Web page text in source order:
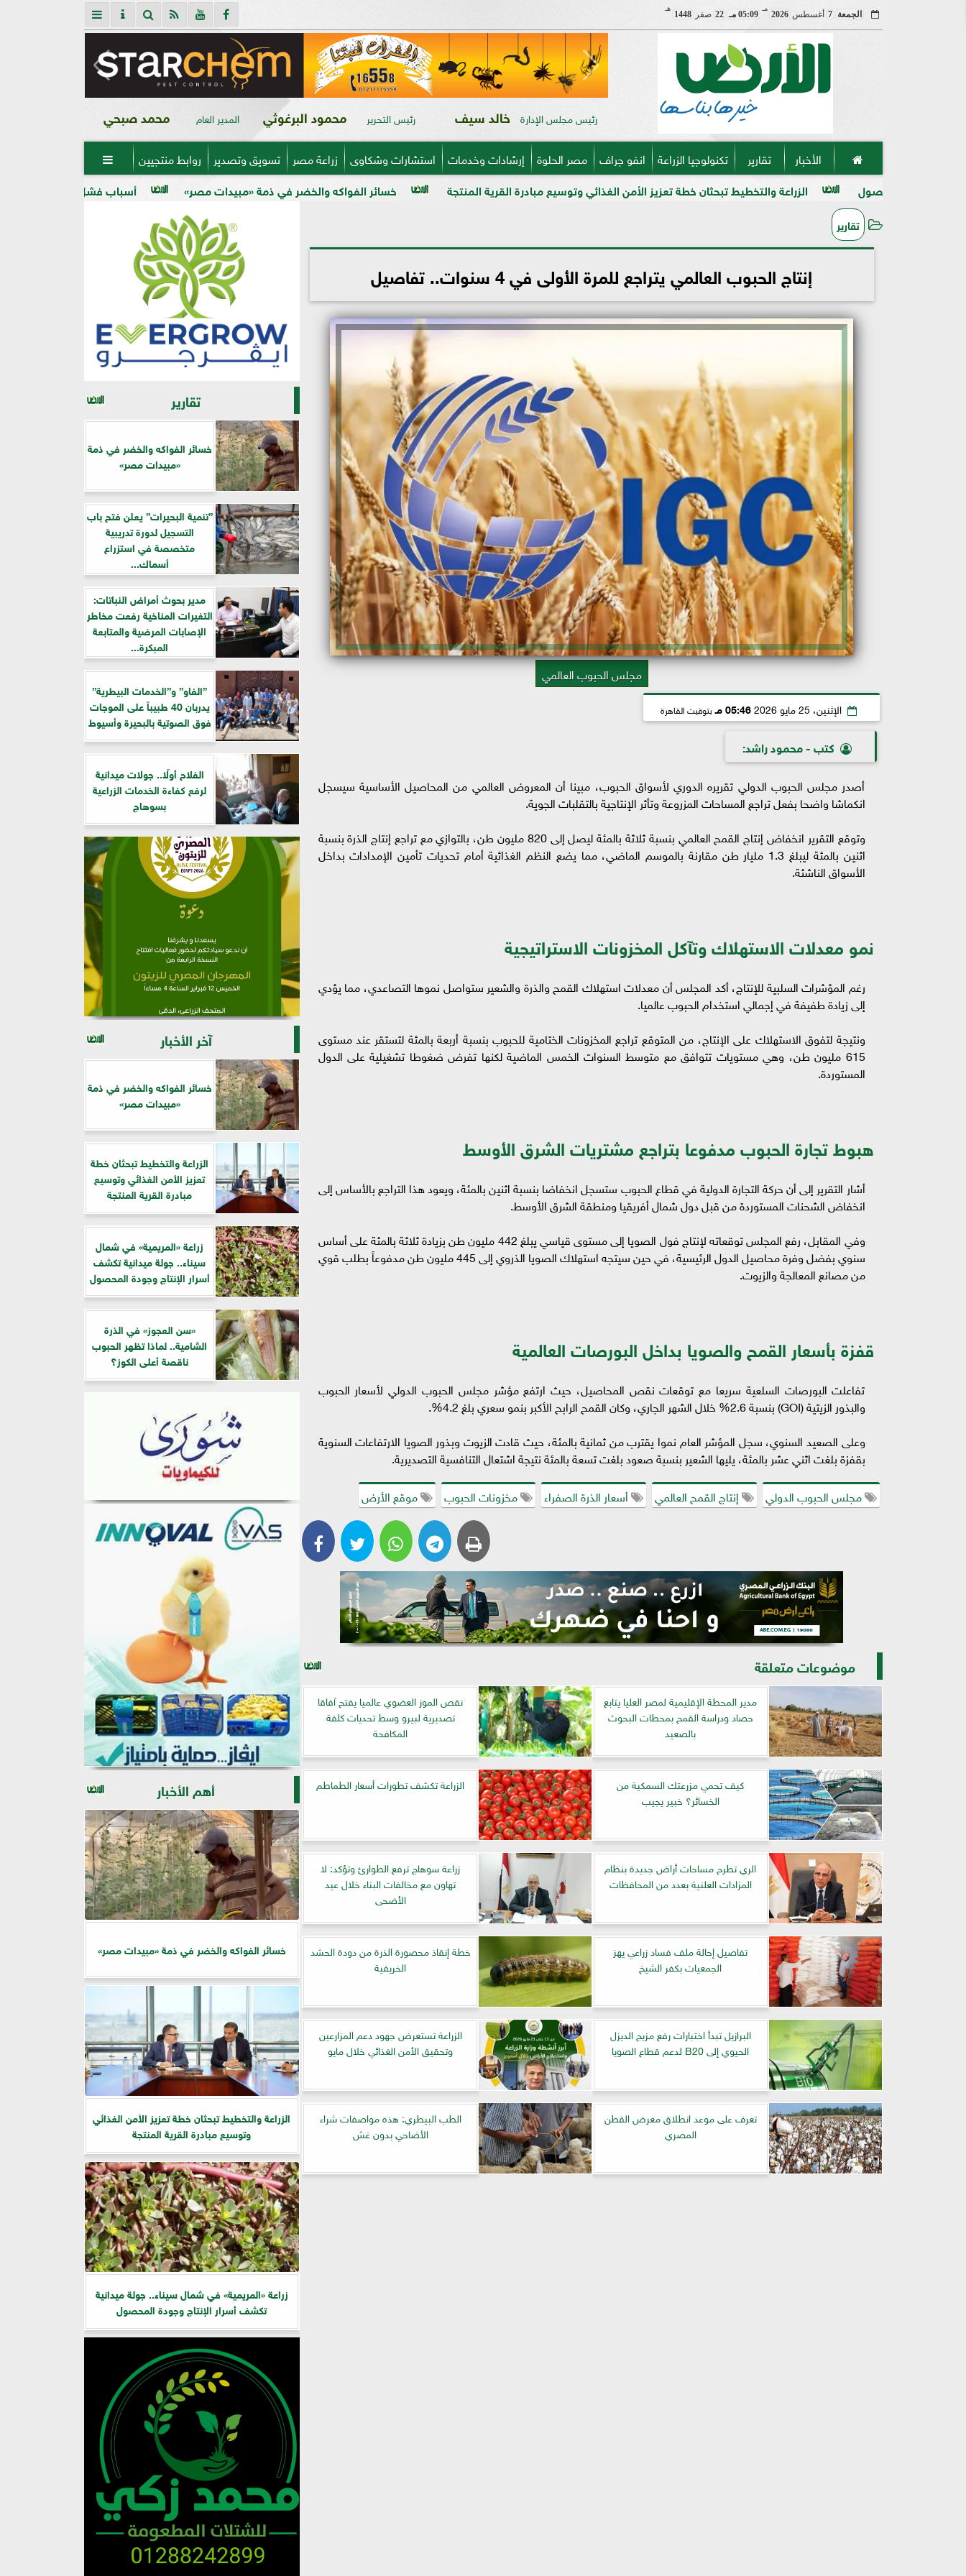
الجمعة 7 أغسطس2026
مـ
05:09 مـ 22 صفر 1448
هـ
رئيس مجلس الإدارة خالد سيف رئيس التحرير محمود البرغوثي المدير العام محمد صبحي
الأخبار تقارير تكنولوجيا الزراعة انفو جراف مصر الحلوة إرشادات وخدمات استشارات وشكاوى زراعة مصر تسويق وتصدير روابط منتجيين 
أسباب فشل تحجيم الخوخ في الأرض الكلسية خسائر الفواكه والخضر في ذمة «مبيدات مصر» الزراعة والتخطيط تبحثان خطة تعزيز الأمن الغذائي وتوسيع مبادرة القرية المنتجة
تقارير
إنتاج الحبوب العالمي يتراجع للمرة الأولى في 4 سنوات.. تفاصيل
مجلس الحبوب العالمي
الإثنين، 25 مايو 2026 05:46 مـ بتوقيت القاهرة
كتب - محمود راشد:
أصدر مجلس الحبوب الدولي تقريره الدوري لأسواق الحبوب، مبينا أن المعروض العالمي من المحاصيل الأساسية سيسجل
انكماشا واضحا بفعل تراجع المساحات المزروعة وتأثر الإنتاجية بالتقلبات الجوية.
وتوقع التقرير انخفاض إنتاج القمح العالمي بنسبة ثلاثة بالمئة ليصل إلى 820 مليون طن، بالتوازي مع تراجع إنتاج الذرة بنسبة
اثنين بالمئة ليبلغ 1.3 مليار طن مقارنة بالموسم الماضي، مما يضع النظم الغذائية أمام تحديات تأمين الإمدادات بداخل
الأسواق الناشئة.
نمو معدلات الاستهلاك وتآكل المخزونات الاستراتيجية
رغم المؤشرات السلبية للإنتاج، أكد المجلس أن معدلات استهلاك القمح والذرة والشعير ستواصل نموها التصاعدي، مما يؤدي
إلى زيادة طفيفة في إجمالي استخدام الحبوب عالميا.
ونتيجة لتفوق الاستهلاك على الإنتاج، من المتوقع تراجع المخزونات الختامية للحبوب بنسبة أربعة بالمئة لتستقر عند مستوى
615 مليون طن، وهي مستويات تتوافق مع متوسط السنوات الخمس الماضية لكنها تفرض ضغوطا تشغيلية على الدول
المستوردة.
هبوط تجارة الحبوب مدفوعا بتراجع مشتريات الشرق الأوسط
أشار التقرير إلى أن حركة التجارة الدولية في قطاع الحبوب ستسجل انخفاضا بنسبة اثنين بالمئة، ويعود هذا التراجع بالأساس إلى
انخفاض الشحنات المستوردة من قبل دول شمال أفريقيا ومنطقة الشرق الأوسط.
وفي المقابل، رفع المجلس توقعاته لإنتاج فول الصويا إلى مستوى قياسي يبلغ 442 مليون طن بزيادة ثلاثة بالمئة على أساس
سنوي بفضل وفرة محاصيل الدول الرئيسية، في حين سيتجه استهلاك الصويا الذروي إلى 445 مليون طن مدفوعاً بطلب قوي
من مصانع المعالجة والزيوت.
قفزة بأسعار القمح والصويا بداخل البورصات العالمية
تفاعلت البورصات السلعية سريعا مع توقعات نقص المحاصيل، حيث ارتفع مؤشر مجلس الحبوب الدولي لأسعار الحبوب
والبذور الزيتية (GOI) بنسبة 2.6% خلال الشهر الجاري، وكان القمح الرابح الأكبر بنمو سعري بلغ 4.2%.
وعلى الصعيد السنوي، سجل المؤشر العام نموا يقترب من ثمانية بالمئة، حيث قادت الزيوت وبذور الصويا الارتفاعات السنوية
بقفزة بلغت اثني عشر بالمئة، يليها الشعير بنسبة صعود بلغت تسعة بالمئة نتيجة اشتعال التنافسية التصديرية.
مجلس الحبوب الدولي
إنتاج القمح العالمي أسعار الذرة الصفراء مخزونات الحبوب موقع الأرض
موضوعات متعلقة
مدير المحطة الإقليمية لمصر العليا يتابع
حصاد ودراسة القمح بمحطات البحوث
بالصعيد
نقص الموز العضوي عالميا يفتح آفاقا
تصديرية لبيرو وسط تحديات كلفة
المكافحة
كيف تحمي مزرعتك السمكية من
الخسائر؟ خبير يجيب
الزراعة تكشف تطورات أسعار الطماطم
الري تطرح مساحات أراض جديدة بنظام
المزادات العلنية بعدد من المحافظات
زراعة سوهاج ترفع الطوارئ وتؤكد: لا
تهاون مع مخالفات البناء خلال عيد
الأضحى
تفاصيل إحالة ملف فساد زراعي يهز
الجمعيات بكفر الشيخ
خطة إنقاذ محصورة الذرة من دودة الحشد
الخريفية
البرازيل تبدأ اختبارات رفع مزيج الديزل
الحيوي إلى B20 لدعم قطاع الصويا
الزراعة تستعرض جهود دعم المزارعين
وتحقيق الأمن الغذائي خلال مايو
تعرف على موعد انطلاق معرض القطن
المصري
الطب البيطري: هذه مواصفات شراء
الأضاحي بدون غش
تقارير
خسائر الفواكه والخضر في ذمة
«مبيدات مصر»
”تنمية البحيرات” يعلن فتح باب
التسجيل لدورة تدريبية
متخصصة في استزراع
أسماك...
مدير بحوث أمراض النباتات:
التغيرات المناخية رفعت مخاطر
الإصابات المرضية والمتابعة
المبكرة...
”الفاو” و”الخدمات البيطرية”
يدربان 40 طبيباً على الموجات
فوق الصوتية بالبحيرة وأسيوط
الفلاح أولًا.. جولات ميدانية
لرفع كفاءة الخدمات الزراعية
بسوهاج
آخر الأخبار
خسائر الفواكه والخضر في ذمة
«مبيدات مصر»
الزراعة والتخطيط تبحثان خطة
تعزيز الأمن الغذائي وتوسيع
مبادرة القرية المنتجة
زراعة «المريمية» في شمال
سيناء.. جولة ميدانية تكشف
أسرار الإنتاج وجودة المحصول
«سن العجوز» في الذرة
الشامية.. لماذا تظهر الحبوب
ناقصة أعلى الكوز؟
أهم الأخبار
خسائر الفواكه والخضر في ذمة «مبيدات مصر»
الزراعة والتخطيط تبحثان خطة تعزيز الأمن الغذائي
وتوسيع مبادرة القرية المنتجة
زراعة «المريمية» في شمال سيناء.. جولة ميدانية
تكشف أسرار الإنتاج وجودة المحصول